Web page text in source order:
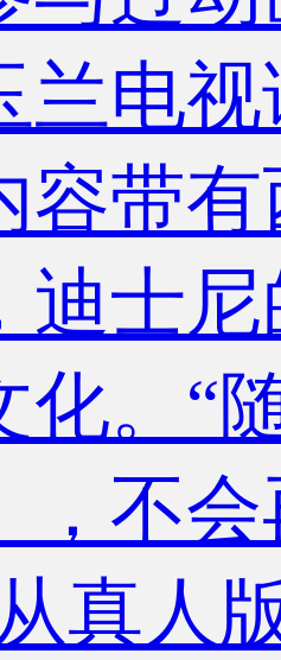
兰电
容带
迪士
化。“
，不
真人